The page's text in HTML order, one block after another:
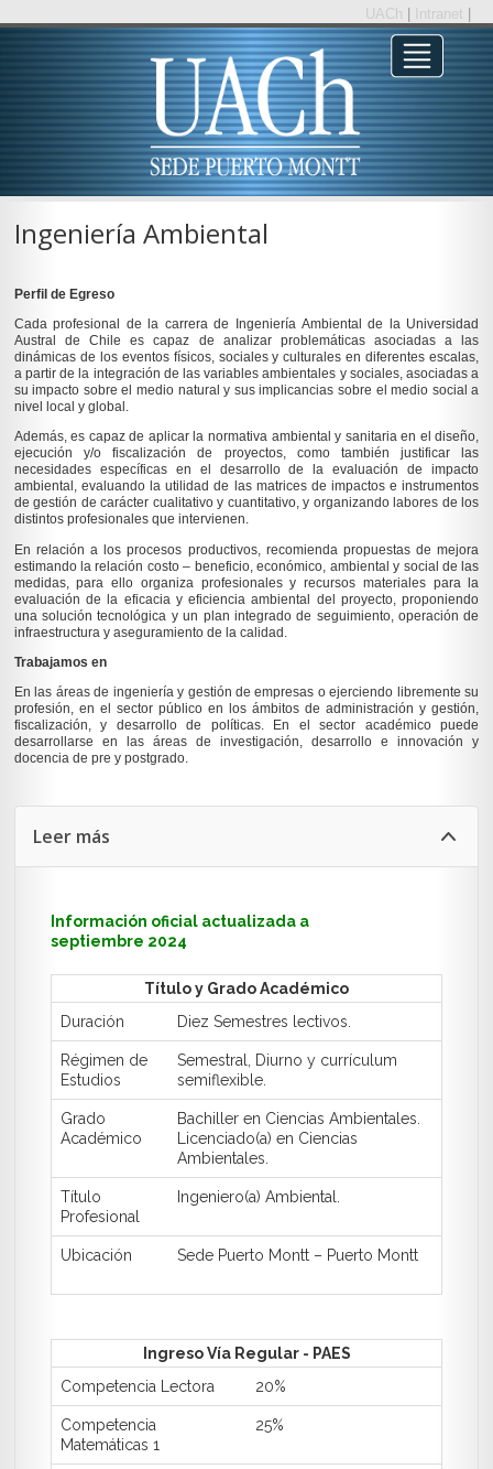
UACh Intranet
Ingeniería Ambiental
Perfil de Egreso
Cada profesional de la carrera de Ingeniería Ambiental de la Universidad
Austral de Chile es capaz de analizar problemáticas asociadas a las
dinámicas de los eventos físicos, sociales y culturales en diferentes escalas,
a partir de la integración de las variables ambientales y sociales, asociadas a
su impacto sobre el medio natural y sus implicancias sobre el medio social a
nivel local y global.
Además, es capaz de aplicar la normativa ambiental y sanitaria en el diseño,
ejecución y/o fiscalización de proyectos, como también justificar las
necesidades específicas en el desarrollo de la evaluación de impacto
ambiental, evaluando la utilidad de las matrices de impactos e instrumentos
de gestión de carácter cualitativo y cuantitativo, y organizando labores de los
distintos profesionales que intervienen.
En relación a los procesos productivos, recomienda propuestas de mejora
estimando la relación costo – beneficio, económico, ambiental y social de las
medidas, para ello organiza profesionales y recursos materiales para la
evaluación de la eficacia y eficiencia ambiental del proyecto, proponiendo
una solución tecnológica y un plan integrado de seguimiento, operación de
infraestructura y aseguramiento de la calidad.
Trabajamos en
En las áreas de ingeniería y gestión de empresas o ejerciendo libremente su
profesión, en el sector público en los ámbitos de administración y gestión,
fiscalización, y desarrollo de políticas. En el sector académico puede
desarrollarse en las áreas de investigación, desarrollo e innovación y
docencia de pre y postgrado.
Leer más
Información oficial actualizada a
septiembre 2024
Título y Grado Académico
Duración
Diez Semestres lectivos.
Régimen de
Estudios
Semestral, Diurno y currículum
semiflexible.
Grado
Académico
Bachiller en Ciencias Ambientales.
Licenciado(a) en Ciencias
Ambientales.
Título
Profesional
Ingeniero(a) Ambiental.
Ubicación Sede Puerto Montt – Puerto Montt
Ingreso Vía Regular - PAES
Competencia Lectora
20%
Competencia
Matemáticas 1
25%